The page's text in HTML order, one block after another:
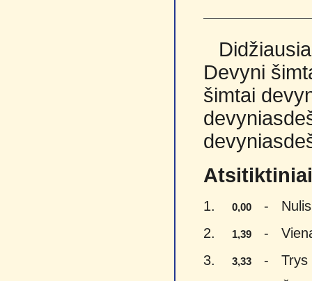
Devyni
šimtai
1. 0,00
- Nulis
2.
1,39
-
3.
3,33
- Trys